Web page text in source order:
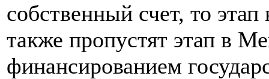
собственный счет, то
также пропустят этап в
финансированием